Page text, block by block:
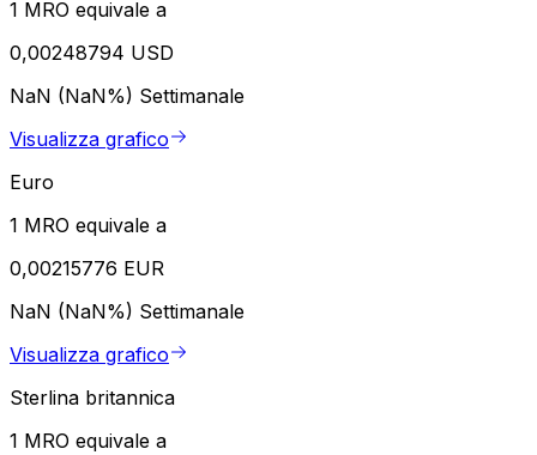
1 MRO equivale a
0,00248794 USD
NaN (NaN%) Settimanale
Visualizza grafico
Euro
1 MRO equivale a
0,00215776 EUR
NaN (NaN%) Settimanale
Visualizza grafico
Sterlina britannica
1 MRO equivale a